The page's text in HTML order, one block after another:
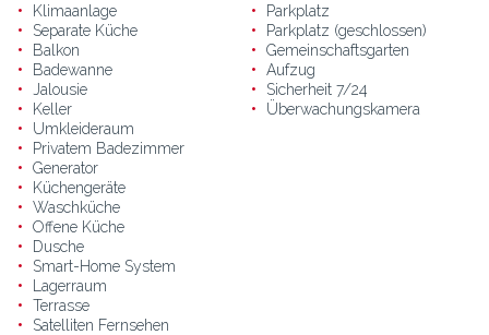
Klimaanlage
Separate Küche
Balkon
Badewanne
Jalousie
Keller
Umkleideraum
Privatem Badezimmer
Generator
Küchengeräte
Waschküche
Offene Küche
Dusche
Smart-Home System
Lagerraum
Terrasse
Satelliten Fernsehen
Parkplatz
Parkplatz (geschlossen)
Gemeinschaftsgarten
Aufzug
Sicherheit 7/24
Überwachungskamera